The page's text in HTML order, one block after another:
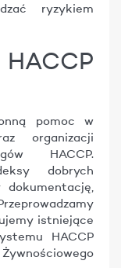
ryzykiem
pomoc w
organizacji
HACCP.
dobrych
istniejące
HACCP